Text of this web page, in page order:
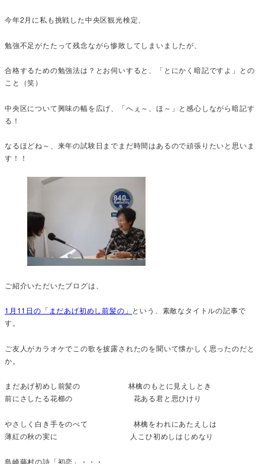
今年2月に私も挑戦した中央区観光検定、
勉強不足がたたって残念ながら惨敗してしまいましたが、
合格するための勉強法は？とお伺いすると、「とにかく暗記ですよ」との
こと（笑）
中央区について興味の幅を広げ、「へぇ～、ほ～」と感心しながら暗記す
る！
なるほどね～、来年の試験日までまだ時間はあるので頑張りたいと思いま
す！！
ご紹介いただいたブログは、
1月11日の「まだあげ初めし前髪の」 という、素敵なタイトルの記事で
す。
ご友人がカラオケでこの歌を披露されたのを聞いて懐かしく思ったのだと
か。
まだあげ初めし前髪の 林檎のもとに見えしとき
前にさしたる花櫛の 花ある君と思ひけり
やさしく白き手をのべて 林檎をわれにあたえしは
薄紅の秋の実に 人こひ初めしはじめなり
島崎藤村の詩「初恋」・・・